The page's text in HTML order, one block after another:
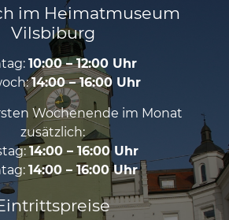
im Heimatmuseum
Vilsbiburg
10:00 – 12:00 Uhr
14:00 – 16:00 Uhr
Wochenende im Monat
zusätzlich:
14:00 – 16:00 Uhr
14:00 – 16:00 Uhr